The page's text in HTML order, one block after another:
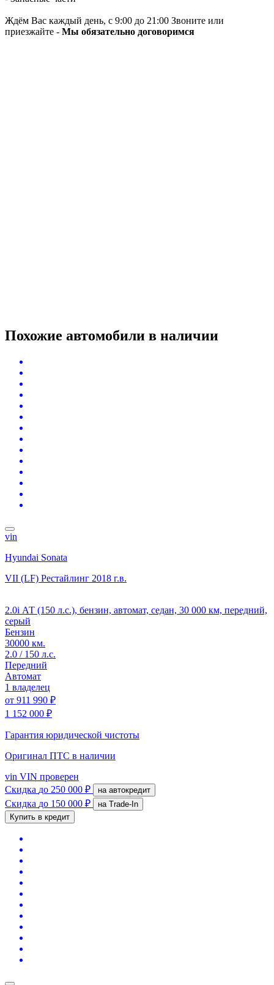
Ждём Вас каждый день, с 9:00 до 21:00 Звоните или
приезжайте - Мы обязательно договоримся
Похожие автомобили в наличии
vin
Hyundai Sonata
VII (LF) Рестайлинг 2018 г.в.
2.0i АТ (150 л.с.), бензин, автомат, седан, 30 000 км, передний,
серый
Бензин
30000 км.
2.0 / 150 л.с.
Передний
Автомат
1 владелец
от 911 990 ₽
1 152 000 ₽
Гарантия юридической чистоты
Оригинал ПТС в наличии
vin VIN проверен
Скидка до 250 000 ₽ на автокредит
Скидка до 150 000 ₽
на Trade-In
Купить в кредит